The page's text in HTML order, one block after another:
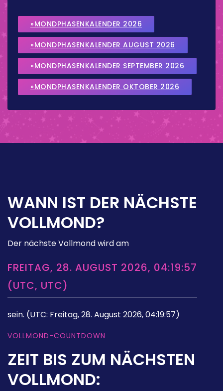
»MONDPHASENKALENDER 2026
»MONDPHASENKALENDER AUGUST 2026
»MONDPHASENKALENDER SEPTEMBER 2026
»MONDPHASENKALENDER OKTOBER 2026
WANN IST DER NÄCHSTE
VOLLMOND?
Der nächste Vollmond wird am
FREITAG, 28. AUGUST 2026, 04:19:57
(UTC, UTC)
sein. (UTC: Freitag, 28. August 2026, 04:19:57)
VOLLMOND-COUNTDOWN
ZEIT BIS ZUM NÄCHSTEN
VOLLMOND: